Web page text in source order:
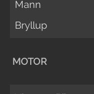
Mann
Bryllup
MOTOR